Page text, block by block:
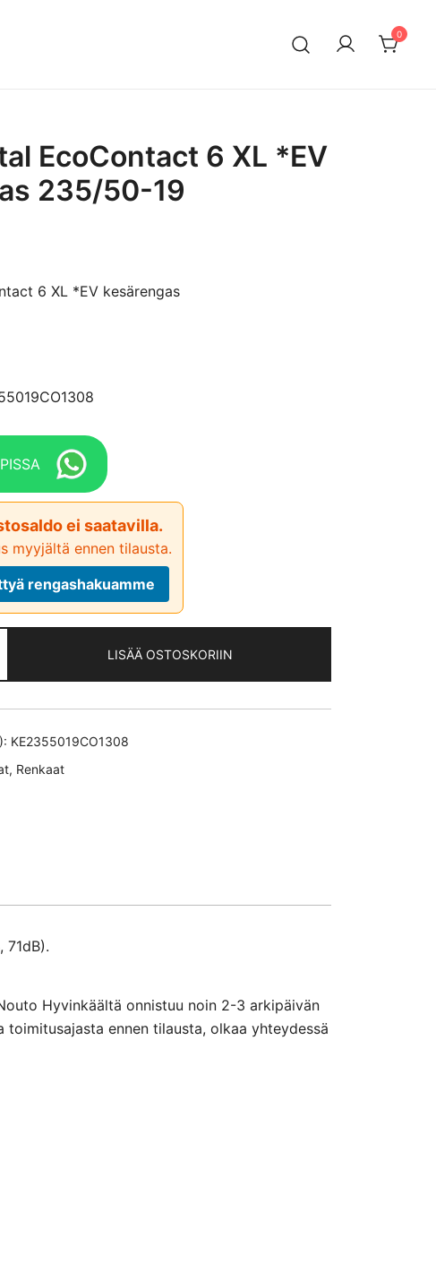
0
EcoContact 6 XL *EV
235/50-19
6 XL *EV kesärengas
ei saatavilla.
myyjältä ennen tilausta.
rengashakuamme
LISÄÄ OSTOSKORIIN
KE2355019CO1308
, Renkaat
Hyvinkäältä onnistuu noin 2-3 arkipäivän
ennen tilausta, olkaa yhteydessä